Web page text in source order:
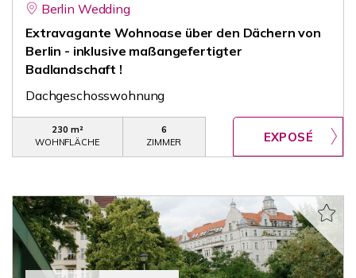
Berlin Wedding
Extravagante Wohnoase über den Dächern von
Berlin - inklusive maßangefertigter
Badlandschaft !
Dachgeschosswohnung
230 m²
WOHNFLÄCHE
6
ZIMMER